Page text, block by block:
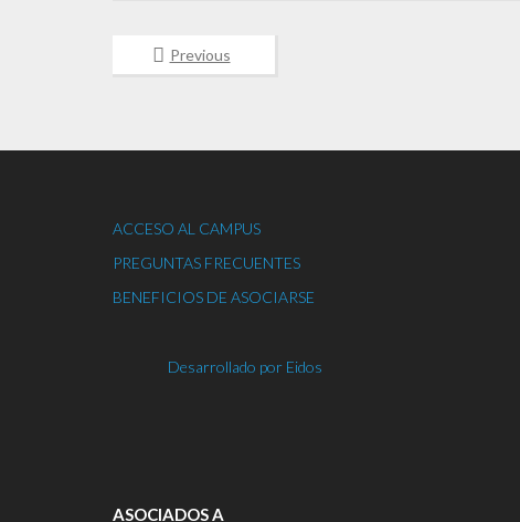
Previous
ACCESO AL CAMPUS
PREGUNTAS FRECUENTES
BENEFICIOS DE ASOCIARSE
Desarrollado por Eidos
ASOCIADOS A